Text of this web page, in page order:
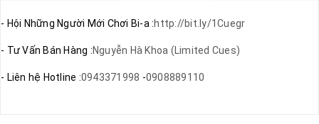
- Hội Những Người Mới Chơi Bi-a :http://bit.ly/1Cuegr
- Tư Vấn Bán Hàng :Nguyễn Hà Khoa (Limited Cues)
- Liên hệ Hotline :0943371998 -0908889110